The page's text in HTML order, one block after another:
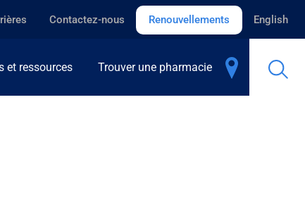
Contactez-nous Renouvellements English
et ressources Trouver une pharmacie